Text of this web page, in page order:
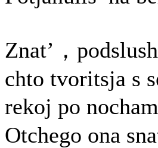
Znat’，
chto tvoritsja s
rekoj po nocham
Otchego ona